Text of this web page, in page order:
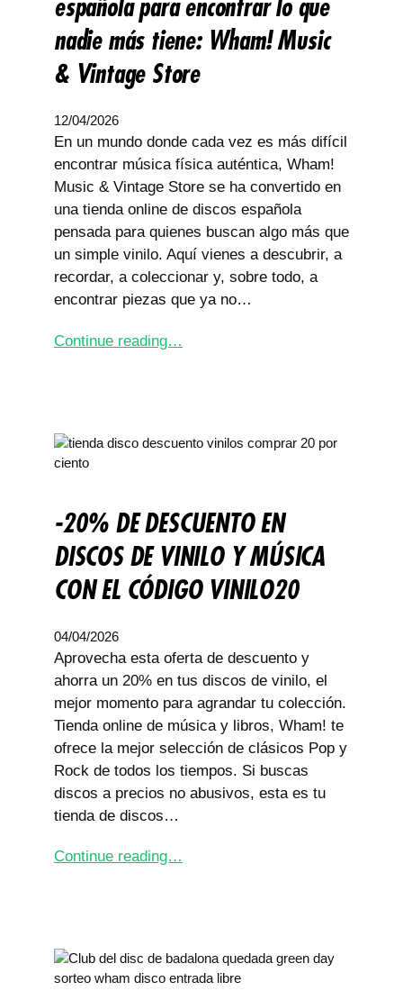
española para encontrar lo que
nadie más tiene: Wham! Music
& Vintage Store
12/04/2026
En un mundo donde cada vez es más difícil
encontrar música física auténtica, Wham!
Music & Vintage Store se ha convertido en
una tienda online de discos española
pensada para quienes buscan algo más que
un simple vinilo. Aquí vienes a descubrir, a
recordar, a coleccionar y, sobre todo, a
encontrar piezas que ya no…
Continue reading…
-20% DE DESCUENTO EN
DISCOS DE VINILO Y MÚSICA
CON EL CÓDIGO VINILO20
04/04/2026
Aprovecha esta oferta de descuento y
ahorra un 20% en tus discos de vinilo, el
mejor momento para agrandar tu colección.
Tienda online de música y libros, Wham! te
ofrece la mejor selección de clásicos Pop y
Rock de todos los tiempos. Si buscas
discos a precios no abusivos, esta es tu
tienda de discos…
Continue reading…